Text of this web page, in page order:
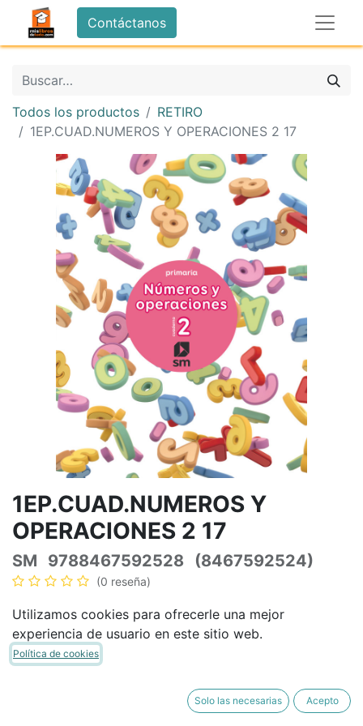
Contáctanos
Todos los productos
RETIRO
1EP.CUAD.NUMEROS Y OPERACIONES 2 17
1EP.CUAD.NUMEROS Y
OPERACIONES 2 17
SM 9788467592528 (8467592524)
(0 reseña)
7,65€ 9,00€ IVA Incluido
COMPRAR AHORA
Utilizamos cookies para ofrecerle una mejor
experiencia de usuario en este sitio web.
Política de cookies
Solo las necesarias Acepto